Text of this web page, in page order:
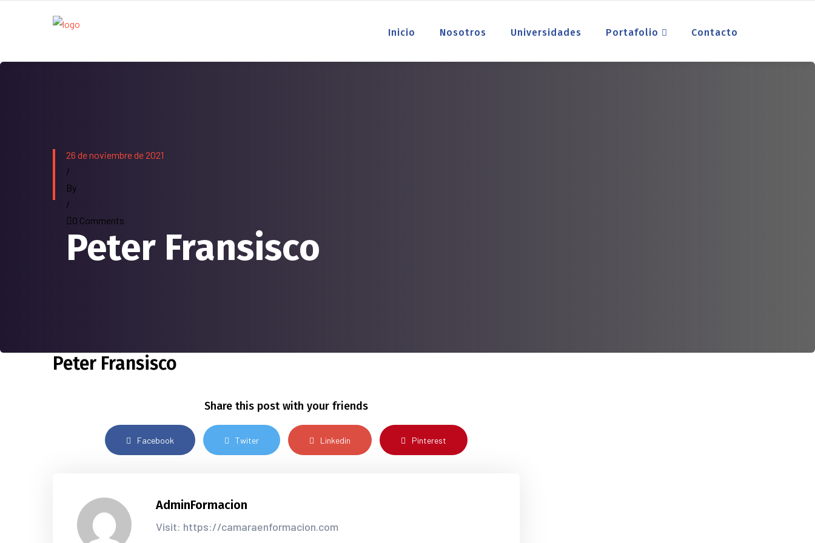
Inicio Nosotros Universidades Portafolio Contacto
26 de noviembre de 2021
/
By
/
0 Comments
Peter Fransisco
Peter Fransisco
Share this post with your friends
Facebook Twiter Linkedin Pinterest
AdminFormacion
Visit: https://camaraenformacion.com